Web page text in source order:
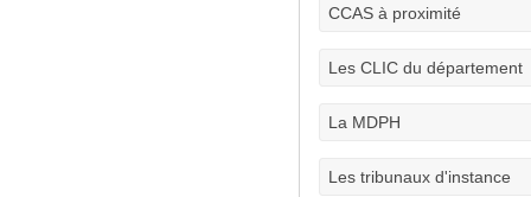
CCAS à proximité
Les CLIC du département
La MDPH
Les tribunaux d'instance